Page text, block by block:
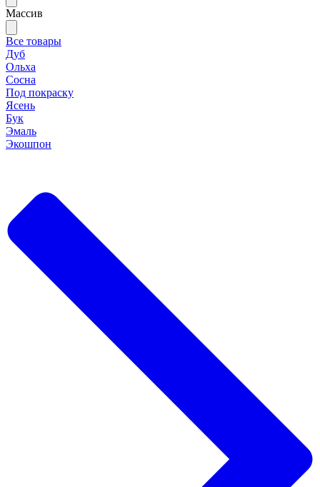
Массив
Все товары
Дуб
Ольха
Сосна
Под покраску
Ясень
Бук
Эмаль
Экошпон